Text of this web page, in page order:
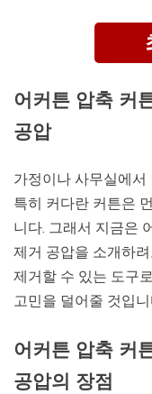
어커튼 압축 커
공압
가정이나 사무실에서
특히 커다란 커튼은
니다. 그래서 지금은
제거 공압을 소개하
제거할 수 있는 도구
고민을 덜어줄 것입니
어커튼 압축 커
공압의 장점